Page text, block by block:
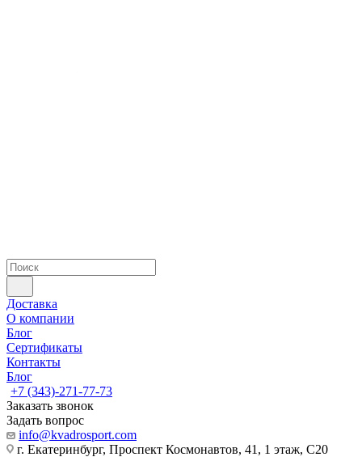
Доставка
О компании
Блог
Сертификаты
Контакты
Блог
+7 (343)-271-77-73
Заказать звонок
Задать вопрос
info@kvadrosport.com
г. Екатеринбург, Проспект Космонавтов, 41, 1 этаж, С20